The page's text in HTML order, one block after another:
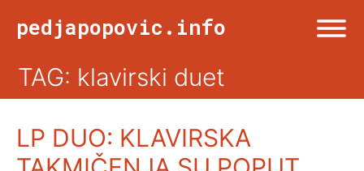
pedjapopovic.info
NASLOVNA
DRUŠTVO
TAG: klavirski duet
LP DUO: KLAVIRSKA